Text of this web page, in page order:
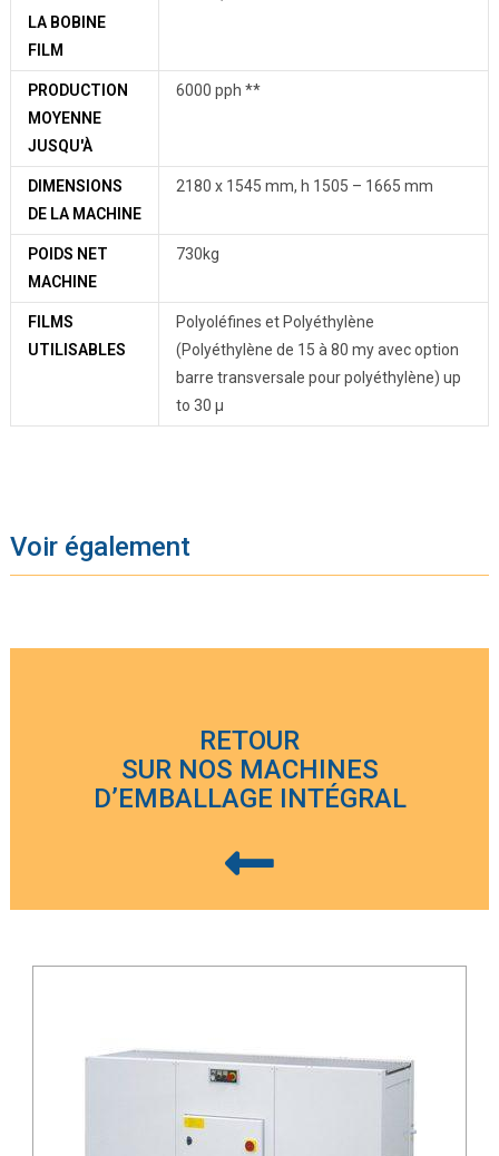
LA BOBINE
FILM
PRODUCTION
MOYENNE
JUSQU'À
6000 pph **
DIMENSIONS
DE LA MACHINE
2180 x 1545 mm, h 1505 – 1665 mm
POIDS NET
MACHINE
730kg
FILMS
UTILISABLES
Polyoléfines et Polyéthylène
(Polyéthylène de 15 à 80 my avec option
barre transversale pour polyéthylène) up
to 30 µ
Voir également
RETOUR
SUR NOS MACHINES
D’EMBALLAGE INTÉGRAL